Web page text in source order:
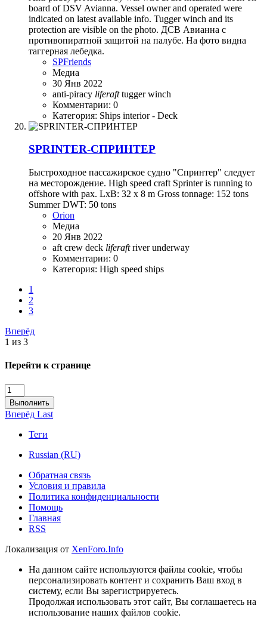
board of DSV Avianna. Vessel owner and operated were
indicated on latest available info. Tugger winch and its
protection are visible on the photo. ДСВ Авианна с
противопиратной защитой на палубе. На фото видна
таггерная лебедка.
SPFriends
Медиа
30 Янв 2022
anti-piracy liferaft tugger winch
Комментарии: 0
Категория: Ships interior - Deck
SPRINTER-СПРИНТЕР
Быстроходное пассажирское судно "Спринтер" следует
на месторождение. High speed craft Sprinter is running to
offshore with pax. LxB: 32 x 8 m Gross tonnage: 152 tons
Summer DWT: 50 tons
Orion
Медиа
20 Янв 2022
aft crew deck liferaft riverunderway
Комментарии: 0
Категория: High speed ships
1
2
3
Вперёд
1 из 3
Перейти к странице
Выполнить
Вперёд Last
Теги
Russian (RU)
Обратная связь
Условия и правила
Политика конфиденциальности
Помощь
Главная
RSS
Локализация от XenForo.Info
На данном сайте используются файлы cookie, чтобы
персонализировать контент и сохранить Ваш вход в
систему, если Вы зарегистрируетесь.
Продолжая использовать этот сайт, Вы соглашаетесь на
использование наших файлов cookie.